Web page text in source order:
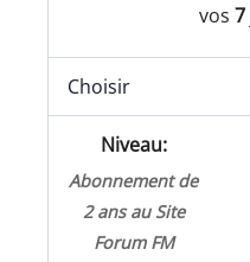
vos7
Choisir
Abonnement de
2 ans au Site
Forum FM